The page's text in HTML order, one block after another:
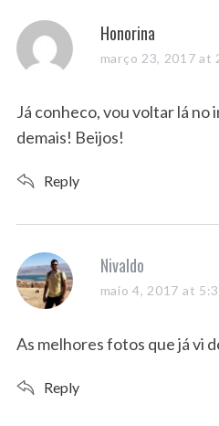
s
a
s
:
Honorina
março 23, 2017 at
Já conheco, vou voltar lá no
demais! Beijos!
Reply
s
a
s
Nivaldo
maio 4, 2017 at
As melhores fotos que já vi
Reply